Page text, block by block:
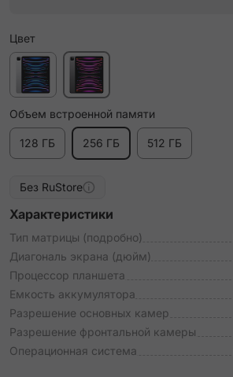
Цвет
Объем встроенной памяти
128 ГБ 256 ГБ 512 ГБ
Без RuStore
Характеристики
Тип матрицы (подробно)
Диагональ экрана (дюйм)
Процессор планшета
Емкость аккумулятора
Разрешение основных камер
Разрешение фронтальной камеры
Операционная система